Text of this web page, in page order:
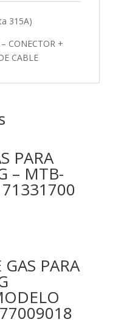
315A)
CONECTOR +
CABLE
PARA
– MTB-
PARA